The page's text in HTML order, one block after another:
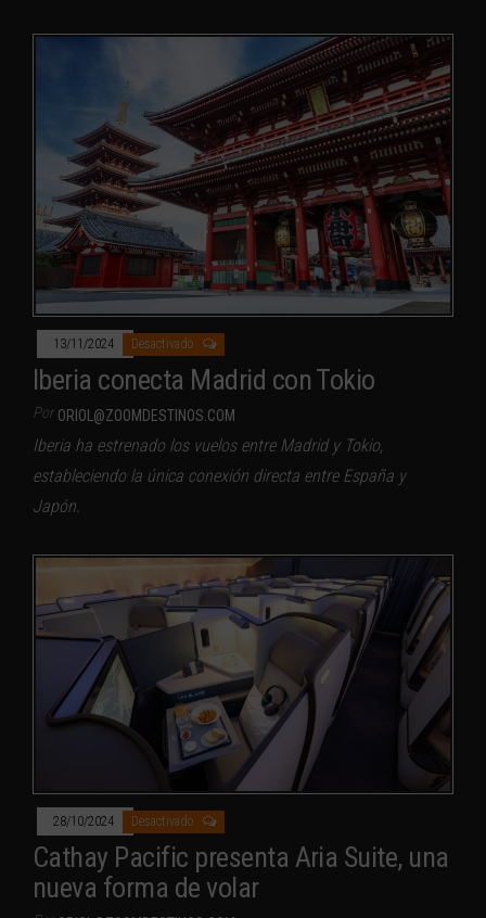
13/11/2024 Desactivado
Iberia conecta Madrid con Tokio
Por ORIOL@ZOOMDESTINOS.COM
Iberia ha estrenado los vuelos entre Madrid y Tokio,
estableciendo la única conexión directa entre España y
Japón.
28/10/2024 Desactivado
Cathay Pacific presenta Aria Suite, una
nueva forma de volar